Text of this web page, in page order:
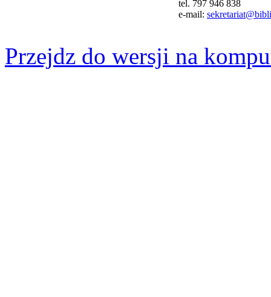
tel. 797 946 838
e-mail:
Przejdz do wersji na